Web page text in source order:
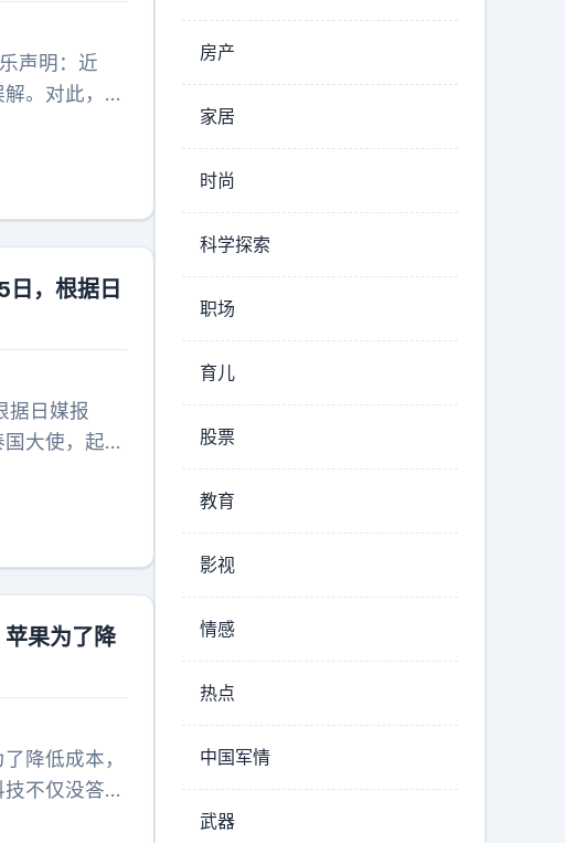
声明：近
。对此，本
，任何编
对相关不实
部权利。
，根据日
据日媒报
大使，起因
交人员的言
在曼谷某活
细经过是一
事女生拿出
场、没收周
女生按倒、
公正处理，
时，我们大
后，泰国方
果为了降
降低成本，
不仅没答应
房产
家居
时尚
科学探索
职场
育儿
股票
教育
影视
情感
热点
中国军情
武器